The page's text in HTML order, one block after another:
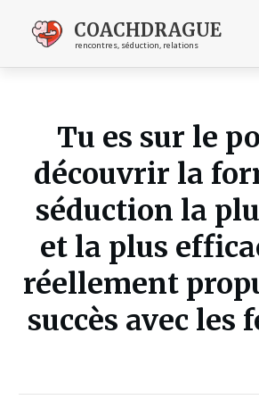
COACHDRAGUE
rencontres, séduction, relations
Tu es sur le
découvrir la
séduction la
et la plus
réellement
succès avec les